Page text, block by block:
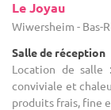
Le Joyau
Wiwersheim - Bas-
Salle de réception
Location de salle
conviviale et
produits frais, fine